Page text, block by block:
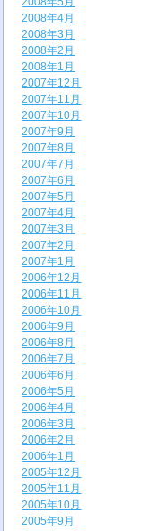
2008年4月
2008年3月
2008年2月
2008年1月
2007年12月
2007年11月
2007年10月
2007年9月
2007年8月
2007年7月
2007年6月
2007年5月
2007年4月
2007年3月
2007年2月
2007年1月
2006年12月
2006年11月
2006年10月
2006年9月
2006年8月
2006年7月
2006年6月
2006年5月
2006年4月
2006年3月
2006年2月
2006年1月
2005年12月
2005年11月
2005年10月
2005年9月